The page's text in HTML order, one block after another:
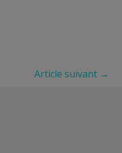
Article suivant →